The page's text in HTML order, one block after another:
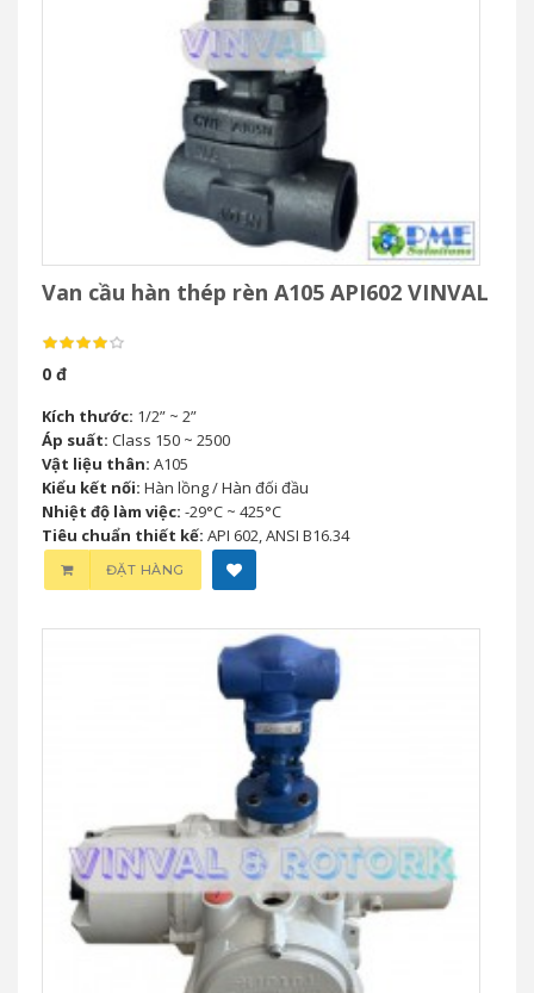
Van cầu hàn thép rèn A105 API602 VINVAL
0 đ
Kích thước: 1/2” ~ 2”
Áp suất: Class 150 ~ 2500
Vật liệu thân: A105
Kiểu kết nối: Hàn lồng / Hàn đối đầu
Nhiệt độ làm việc: -29°C ~ 425°C
Tiêu chuẩn thiết kế: API 602, ANSI B16.34
ĐẶT HÀNG